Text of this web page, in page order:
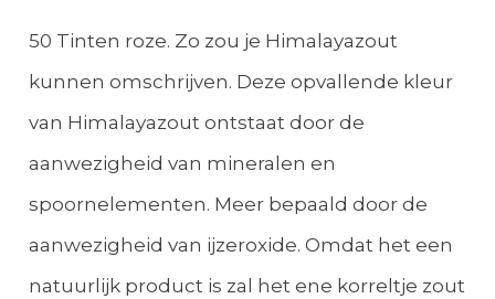
50 Tinten roze. Zo zou je Himalayazout
kunnen omschrijven. Deze opvallende kleur
van Himalayazout ontstaat door de
aanwezigheid van mineralen en
spoornelementen. Meer bepaald door de
aanwezigheid van ijzeroxide. Omdat het een
natuurlijk product is zal het ene korreltje zout